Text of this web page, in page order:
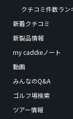
クチコミ件数ラン
新着クチコミ
新製品情報
my caddieノート
動画
みんなのQ&A
ゴルフ場検索
ツアー情報